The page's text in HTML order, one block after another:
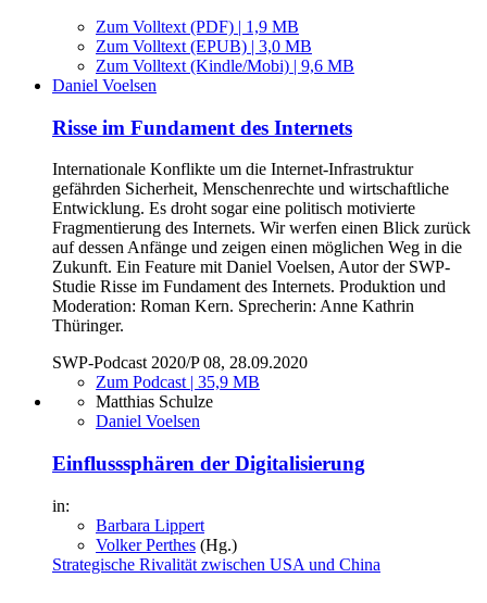
Zum Volltext (PDF) | 1,9 MB
Zum Volltext (EPUB) | 3,0 MB
Zum Volltext (Kindle/Mobi) | 9,6 MB
Daniel Voelsen
Risse im Fundament des Internets
Internationale Konflikte um die Internet-Infrastruktur
gefährden Sicherheit, Menschenrechte und wirtschaftliche
Entwicklung. Es droht sogar eine politisch motivierte
Fragmentierung des Internets. Wir werfen einen Blick zurück
auf dessen Anfänge und zeigen einen möglichen Weg in die
Zukunft. Ein Feature mit Daniel Voelsen, Autor der SWP-
Studie Risse im Fundament des Internets. Produktion und
Moderation: Roman Kern. Sprecherin: Anne Kathrin
Thüringer.
SWP-Podcast 2020/P 08, 28.09.2020
Zum Podcast | 35,9 MB
Matthias Schulze
Daniel Voelsen
Einflusssphären der Digitalisierung
in:
Barbara Lippert
Volker Perthes (Hg.)
Strategische Rivalität zwischen USA und China